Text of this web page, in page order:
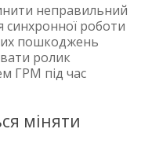
неправильний
роботи
пошкоджень
ролик
ГРМ під час
міняти